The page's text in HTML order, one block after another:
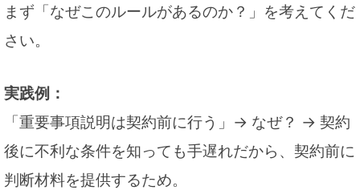
まず「なぜこのルールがあるのか？」を考えてくだ
さい。
実践例：
「重要事項説明は契約前に行う」→ なぜ？ → 契約
後に不利な条件を知っても手遅れだから、契約前に
判断材料を提供するため。